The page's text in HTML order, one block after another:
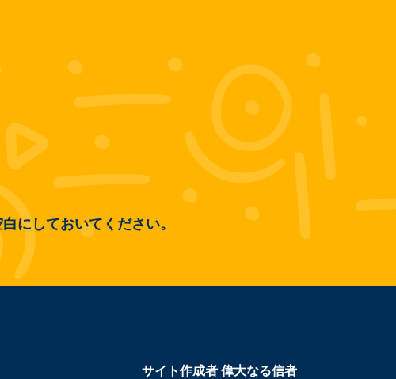
にしておいてください。
サイト作成者偉大なる信者